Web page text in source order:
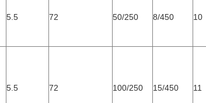
5.5 72 50/250 8/450 10
5.5 72 100/250 15/450 11